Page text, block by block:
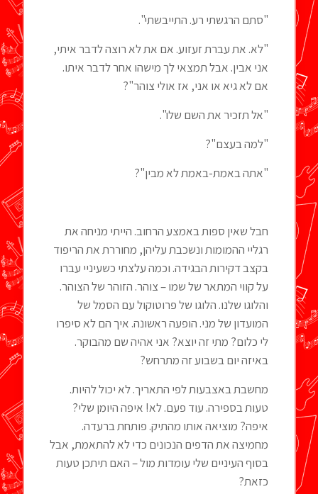
"סתם הרגשתי רע. התייבשתי".
"לא. את עברת זעזוע. אם את לא רוצה לדבר איתי,
אני אבין. אבל תמצאי לך מישהו אחר לדבר איתו.
אם לא גיא או אני, אז אולי צוהר"?
"אל תזכיר את השם שלו".
"למה בעצם"?
"אתה באמת-באמת לא מבין"?
חבל שאין ספות באמצע הרחוב. הייתי מניחה את
רגליי ההמומות ונשכבת עליהן, מחוררת את הריפוד
בקצב דקירות הבגידה. וכמה עלצתי כשעיניי עברו
על קווי המתאר של שמו – צוהר. הזוהר של הצוהר.
והלוגו שלנו. הלוגו של פרוטוקול עם הסמל של
המועדון של מני. הופעה ראשונה. איך הם לא סיפרו
לי כלום? מתי זה יוצא? אני אהיה שם מהבוקר.
באיזה יום בשבוע זה מתרחש?
מחשבת באצבעות לפי התאריך. לא יכול להיות.
טעות בספירה. עוד פעם. לא! איפה היומן שלי?
איפה? מוציאה אותו מהתיק. פותחת ברעדה.
מחמיצה את הדפים הנכונים כדי לא להתאמת, אבל
בסוף העיניים שלי עומדות מול – האם תיתכן טעות
כזאת?